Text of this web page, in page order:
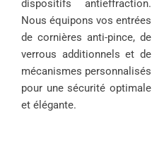
dispositifs antieffraction.
Nous équipons vos entrées
de cornières anti-pince, de
verrous additionnels et de
mécanismes personnalisés
pour une sécurité optimale
et élégante.